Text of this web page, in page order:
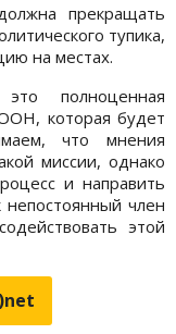
прекращать
тупика,
на местах.
полноценная
которая будет
что мнения
миссии, однако
и направить
член
этой